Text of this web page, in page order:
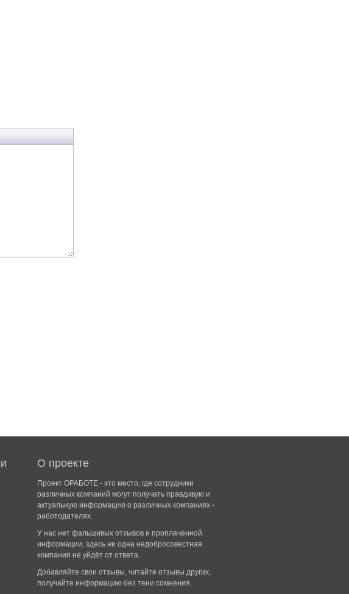
О проекте
Проект ОРАБОТЕ - это место, где сотрудники
различных компаний могут получать правдивую и
актуальную информацию о различных компаниях -
работодателях.
У нас нет фальшивых отзывов и проплаченной
информации, здесь ни одна недобросовестная
компания не уйдёт от ответа.
Добавляйте свои отзывы, читайте отзывы других,
получайте информацию без тени сомнения.